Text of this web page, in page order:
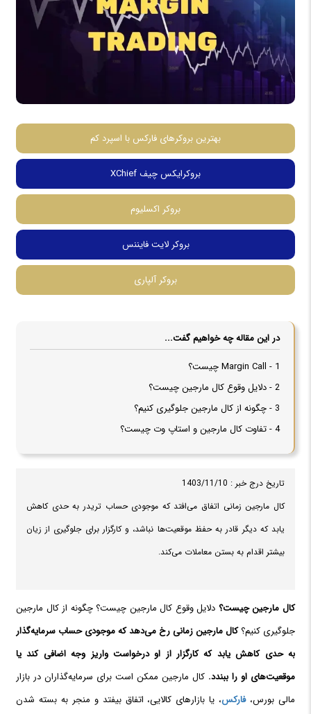
بهترین بروکرهای فارکس با اسپرد کم
بروکرایکس چیف XChief
بروکر اکسلیوم
بروکر لایت فایننس
بروکر آلپاری
در این مقاله چه خواهیم گفت...
1 - Margin Call چیست؟
2 - دلایل وقوع کال مارجین چیست؟
3 - چگونه از کال مارجین جلوگیری کنیم؟
4 - تفاوت کال مارجین و استاپ وت چیست؟
تاریخ درج خبر : 1403/11/10
کال مارجین زمانی اتفاق می‌افتد که موجودی حساب تریدر به حدی کاهش
یابد که دیگر قادر به حفظ موقعیت‌ها نباشد، و کارگزار برای جلوگیری از زیان
بیشتر اقدام به بستن معاملات می‌کند.
کال مارجین چیست؟ دلایل وقوع کال مارجین چیست؟ چگونه از کال مارجین
جلوگیری کنیم؟کال مارجین زمانی رخ می‌دهد که موجودی حساب سرمایه‌گذار
به حدی کاهش یابد که کارگزار از او درخواست واریز وجه اضافی کند یا
موقعیت‌های او را ببندد. کال مارجین ممکن است برای سرمایه‌گذاران در بازار
مالی بورس،فارکس، یا بازارهای کالایی، اتفاق بیفتد و منجر به بسته شدن